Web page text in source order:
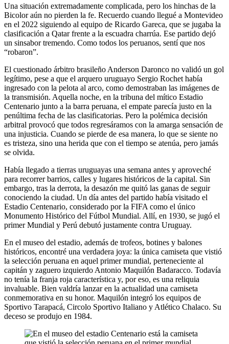
Una situación extremadamente complicada, pero los hinchas de la
Bicolor aún no pierden la fe. Recuerdo cuando llegué a Montevideo
en el 2022 siguiendo al equipo de Ricardo Gareca, que se jugaba la
clasificación a Qatar frente a la escuadra charrúa. Ese partido dejó
un sinsabor tremendo. Como todos los peruanos, sentí que nos
“robaron”.
El cuestionado árbitro brasileño Anderson Daronco no validó un gol
legítimo, pese a que el arquero uruguayo Sergio Rochet había
ingresado con la pelota al arco, como demostraban las imágenes de
la transmisión. Aquella noche, en la tribuna del mítico Estadio
Centenario junto a la barra peruana, el empate parecía justo en la
penúltima fecha de las clasificatorias. Pero la polémica decisión
arbitral provocó que todos regresáramos con la amarga sensación de
una injusticia. Cuando se pierde de esa manera, lo que se siente no
es tristeza, sino una herida que con el tiempo se atenúa, pero jamás
se olvida.
Había llegado a tierras uruguayas una semana antes y aproveché
para recorrer barrios, calles y lugares históricos de la capital. Sin
embargo, tras la derrota, la desazón me quitó las ganas de seguir
conociendo la ciudad. Un día antes del partido había visitado el
Estadio Centenario, considerado por la FIFA como el único
Monumento Histórico del Fútbol Mundial. Allí, en 1930, se jugó el
primer Mundial y Perú debutó justamente contra Uruguay.
En el museo del estadio, además de trofeos, botines y balones
históricos, encontré una verdadera joya: la única camiseta que vistió
la selección peruana en aquel primer mundial, perteneciente al
capitán y zaguero izquierdo Antonio Maquilón Badaracco. Todavía
no tenía la franja roja característica y, por eso, es una reliquia
invaluable. Bien valdría lanzar en la actualidad una camiseta
conmemorativa en su honor. Maquilón integró los equipos de
Sportivo Tarapacá, Circolo Sportivo Italiano y Atlético Chalaco. Su
deceso se produjo en 1984.